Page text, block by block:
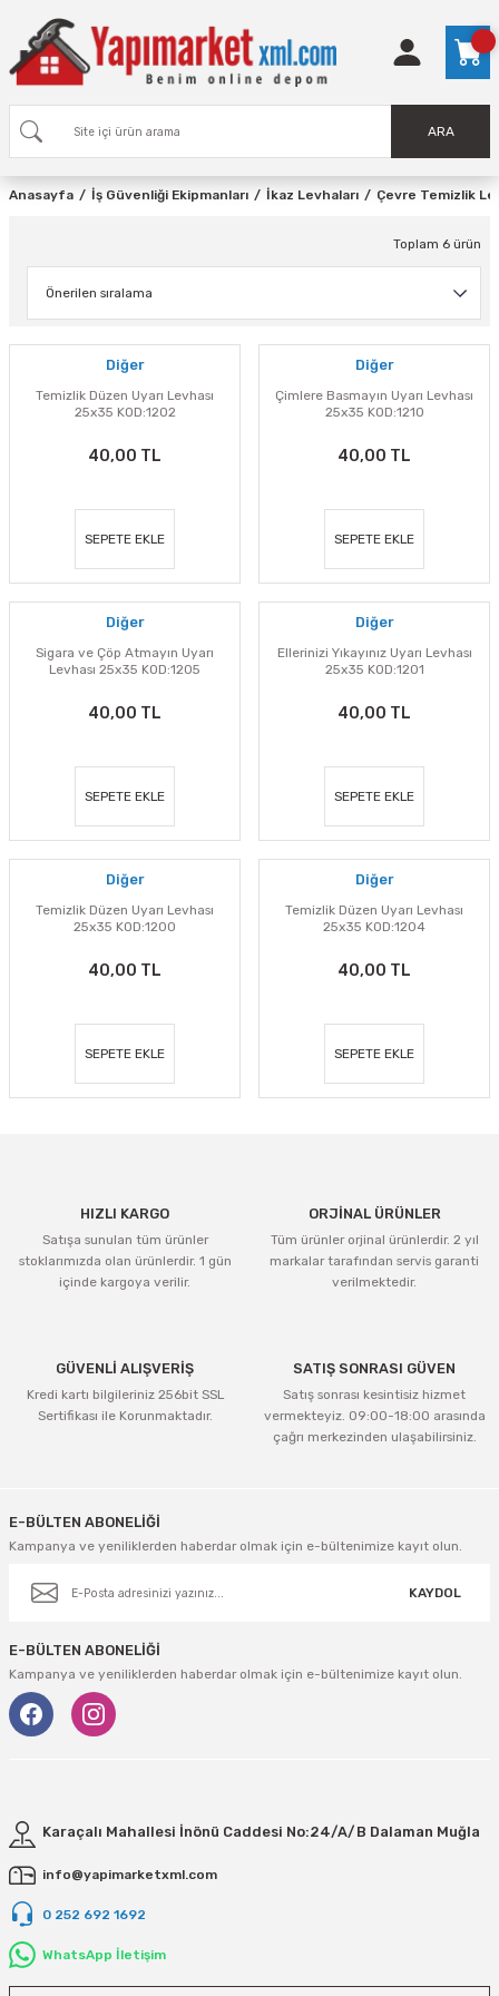
ARA
Anasayfa İş Güvenliği Ekipmanları İkaz Levhaları Çevre Temizlik
Toplam 6 ürün
Diğer
Temizlik Düzen Uyarı Levhası
25x35 KOD:1202
40,00 TL
SEPETE EKLE
Diğer
Çimlere Basmayın Uyarı Levhası
25x35 KOD:1210
40,00 TL
SEPETE EKLE
Diğer
Sigara ve Çöp Atmayın Uyarı
Levhası 25x35 KOD:1205
40,00 TL
SEPETE EKLE
Diğer
Ellerinizi Yıkayınız Uyarı Levhası
25x35 KOD:1201
40,00 TL
SEPETE EKLE
Diğer
Temizlik Düzen Uyarı Levhası
25x35 KOD:1200
40,00 TL
SEPETE EKLE
Diğer
Temizlik Düzen Uyarı Levhası
25x35 KOD:1204
40,00 TL
SEPETE EKLE
HIZLI KARGO
Satışa sunulan tüm ürünler
stoklarımızda olan ürünlerdir. 1 gün
içinde kargoya verilir.
ORJİNAL ÜRÜNLER
Tüm ürünler orjinal ürünlerdir. 2 yıl
markalar tarafından servis garanti
verilmektedir.
GÜVENLİ ALIŞVERİŞ
Kredi kartı bilgileriniz 256bit SSL
Sertifikası ile Korunmaktadır.
SATIŞ SONRASI GÜVEN
Satış sonrası kesintisiz hizmet
vermekteyiz. 09:00-18:00 arasında
çağrı merkezinden ulaşabilirsiniz.
E-BÜLTEN ABONELİĞİ
Kampanya ve yeniliklerden haberdar olmak için e-bültenimize kayıt olun.
KAYDOL
E-BÜLTEN ABONELİĞİ
Kampanya ve yeniliklerden haberdar olmak için e-bültenimize kayıt olun.
Karaçalı Mahallesi İnönü Caddesi No:24/A/B Dalaman Muğla
info@yapimarketxml.com
0 252 692 1692
WhatsApp İletişim